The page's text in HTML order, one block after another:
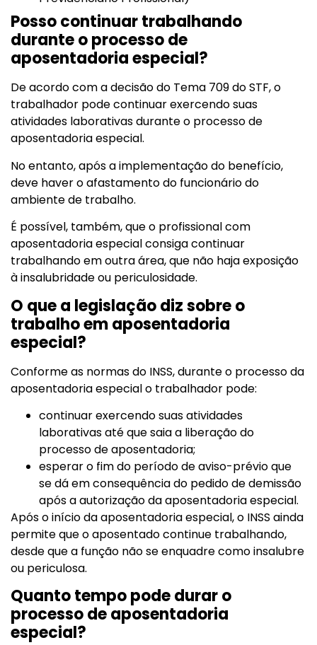
Posso continuar trabalhando
durante o processo de
aposentadoria especial?
De acordo com a decisão do Tema 709 do STF, o
trabalhador pode continuar exercendo suas
atividades laborativas durante o processo de
aposentadoria especial.
No entanto, após a implementação do benefício,
deve haver o afastamento do funcionário do
ambiente de trabalho.
É possível, também, que o profissional com
aposentadoria especial consiga continuar
trabalhando em outra área, que não haja exposição
à insalubridade ou periculosidade.
O que a legislação diz sobre o
trabalho em aposentadoria
especial?
Conforme as normas do INSS, durante o processo da
aposentadoria especial o trabalhador pode:
continuar exercendo suas atividades
laborativas até que saia a liberação do
processo de aposentadoria;
esperar o fim do período de aviso-prévio que
se dá em consequência do pedido de demissão
após a autorização da aposentadoria especial.
Após o início da aposentadoria especial, o INSS ainda
permite que o aposentado continue trabalhando,
desde que a função não se enquadre como insalubre
ou periculosa.
Quanto tempo pode durar o
processo de aposentadoria
especial?